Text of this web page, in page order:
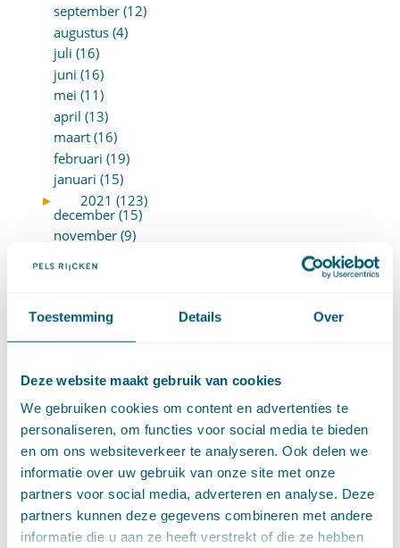
Toestemming Details Over
Deze website maakt gebruik van cookies
We gebruiken cookies om content en advertenties te
personaliseren, om functies voor social media te bieden
en om ons websiteverkeer te analyseren. Ook delen we
informatie over uw gebruik van onze site met onze
partners voor social media, adverteren en analyse. Deze
partners kunnen deze gegevens combineren met andere
informatie die u aan ze heeft verstrekt of die ze hebben
september (12)
augustus (4)
juli (16)
juni (16)
mei (11)
april (13)
maart (16)
februari (19)
januari (15)
►
2021 (123)
december (15)
november (9)
juli (4)
juni (14)
april (11)
maart (14)
februari (11)
januari (15)
►
2020 (154)
december (6)
november (14)
oktober (14)
september (8)